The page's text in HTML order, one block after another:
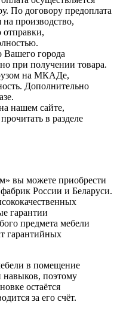
По договору предоплата
на производство,
отправки,
Вашего города
при получении товара.
на МКАДе,
Дополнительно
нашем сайте,
в разделе
вы можете приобрести
России и Беларуси.
гарантии
предмета мебели
гарантийных
в помещение
навыков, поэтому
остаётся
за его счёт.